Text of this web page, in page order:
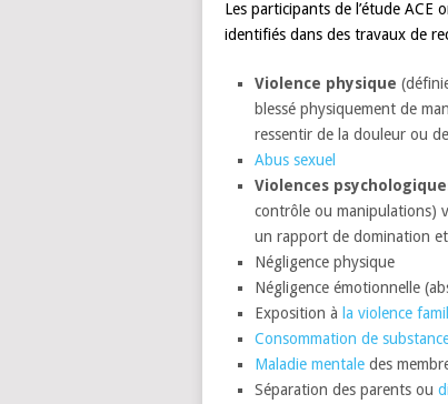
Les participants de l’étude ACE
identifiés dans des travaux de
Violence physique
blessé physiquement de
ressentir de la douleur ou
Abus sexuel
Violences
contrôle ou manipulations)
un rapport de domination et
Négligence physique
Négligence émotionnelle
Exposition à la violence
Consommation de
Maladie mentaledes
Séparation des parents ou